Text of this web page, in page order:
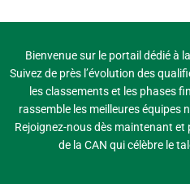
Bienvenue sur le portail dédié à
Suivez de près l’évolution des
les classements et les phases
rassemble les meilleures
Rejoignez-nous dès maintenant et
de la CAN qui célèbre le